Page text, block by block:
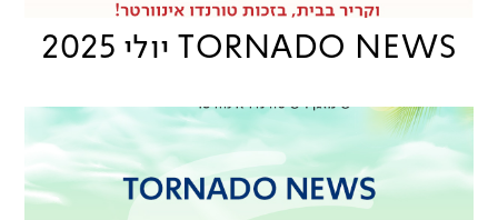
TORNADO NEWS יולי 2025